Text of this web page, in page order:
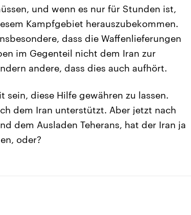
und wenn es nur für Stunden ist,
Kampfgebiet herauszubekommen.
dass die Waffenlieferungen
im Gegenteil nicht dem Iran zur
andere, dass dies auch aufhört.
sein, diese Hilfe gewähren zu lassen.
dem Iran unterstützt. Aber jetzt nach
dem Ausladen Teherans, hat der Iran ja
oder?